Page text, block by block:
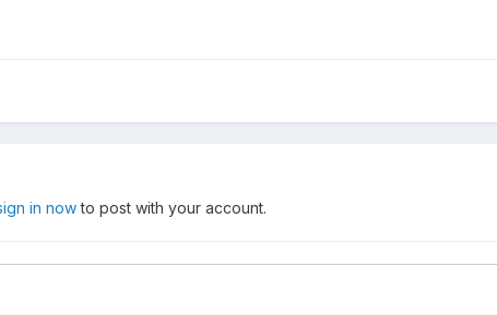
in nowto post with your account.